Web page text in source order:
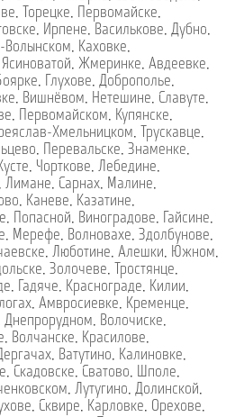
, Торецке, Первомайске,
, Ирпене, Василькове, Дубно,
Волынском, Каховке,
Ясиноватой, Жмеринке, Авдеевке,
, Глухове, Доброполье,
, Вишнёвом, Нетешине, Славуте,
, Первомайском, Купянске,
Хмельницком, Трускавце,
, Перевальске, Знаменке,
, Чорткове, Лебедине,
, Лимане, Сарнах, Малине,
, Каневе, Казатине,
, Попасной, Виноградове, Гайсине,
, Мерефе, Волновахе, Здолбунове,
, Люботине, Алешки, Южном,
, Золочеве, Тростянце,
, Гадяче, Краснограде, Килии,
, Амвросиевке, Кременце,
Днепрорудном, Волочиске,
, Волчанске, Красилове,
, Ватутино, Калиновке,
, Скадовске, Сватово, Шполе,
, Лутугино, Долинской,
, Сквире, Карловке, Орехове,